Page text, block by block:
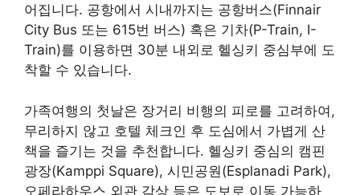
어집니다. 공항에서 시내까지는 공항버스(Finnair
City Bus 또는 615번 버스) 혹은 기차(P-Train, I-
Train)를 이용하면 30분 내외로 헬싱키 중심부에 도
착할 수 있습니다.
가족여행의 첫날은 장거리 비행의 피로를 고려하여,
무리하지 않고 호텔 체크인 후 도심에서 가볍게 산
책을 즐기는 것을 추천합니다. 헬싱키 중심의 캠핀
광장(Kamppi Square), 시민공원(Esplanadi Park),
오페라하우스 외관 감상 등은 도보로 이동 가능하